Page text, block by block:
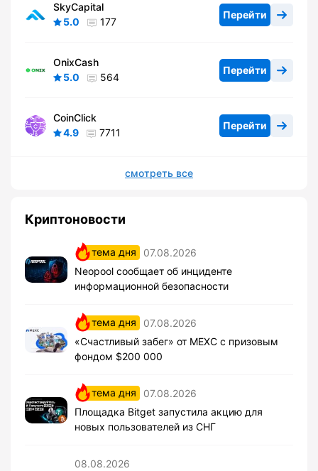
SkyCapital
5.0
177
Перейти
OnixCash
5.0
564
Перейти
CoinClick
4.9
7711
Перейти
смотреть все
Криптоновости
тема дня
07.08.2026
Neopool сообщает об инциденте
информационной безопасности
тема дня
07.08.2026
«Счастливый забег» от MEXC с призовым
фондом $200 000
тема дня
07.08.2026
Площадка Bitget запустила акцию для
новых пользователей из СНГ
08.08.2026